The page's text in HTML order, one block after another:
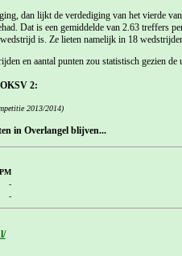
dan lijkt de verdediging van het vierde
Dat is een gemiddelde van 2.63 treffers
is. Ze lieten namelijk in 18
en aantal punten zou statistisch gezien
2:
2013/2014)
in Overlangel blijven...
PM
-
-